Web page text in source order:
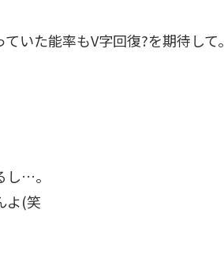
いた能率もV字回復?を期待して。
し…。
よ(笑